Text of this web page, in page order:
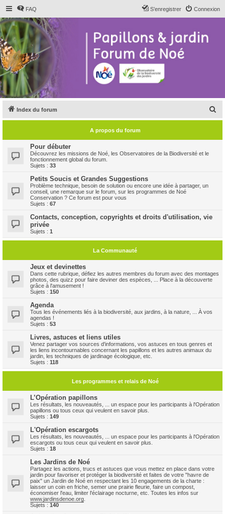
FAQ Connexion
S’enregistrer
Index du forum
e
A propos du forum
Pour débuter
Découvrez les missions de Noé, les Observatoires de la Biodiversité et le
fonctionnement global du forum.
Sujets : 33
Petits Soucis et Grandes Suggestions
Problème technique, besoin de solution ou encore une idée à partager, un
conseil, une remarque sur le forum, sur les programmes de Noé
Conservation ? Ce forum est pour vous
Sujets : 67
Contacts, conception, copyrights et droits d'utilisation, vie
privée
Sujets : 1
La Communauté
Jeux et devinettes
Dans cette rubrique, défiez les autres membres du forum avec des montages
photos, des quizz pour faire deviner des espèces, ... Place à la découverte
grâce à l'amusement !
Sujets : 150
Agenda
Tous les événements liés à la biodiversité, aux jardins, à la nature, ... À vos
agendas !
Sujets : 53
Livres, astuces et liens utiles
Venez partager vos sources d'informations, vos astuces en tous genres et
les liens incontournables concernant les papillons et les autres animaux du
jardin, les techniques de jardinage écologique, etc.
Sujets : 118
Les programmes et relais de Noé
L’Opération papillons
Les résultats, les nouveautés, ... un espace pour les participants à l'Opération
papillons ou tous ceux qui veulent en savoir plus.
Sujets : 149
L'Opération escargots
Les résultats, les nouveautés, ... un espace pour les participants à l'Opération
escargots ou tous ceux qui veulent en savoir plus.
Sujets : 18
Les Jardins de Noé
Partagez les actions, trucs et astuces que vous mettez en place dans votre
jardin pour favoriser et protéger la biodiversité et faites de votre "havre de
paix" un Jardin de Noé en respectant les 10 engagements de la charte :
laisser un coin en friche, semer une prairie fleurie, faire un compost,
économiser l'eau, limiter l'éclairage nocturne, etc. Toutes les infos sur
www.jardinsdenoe.org
Sujets : 140